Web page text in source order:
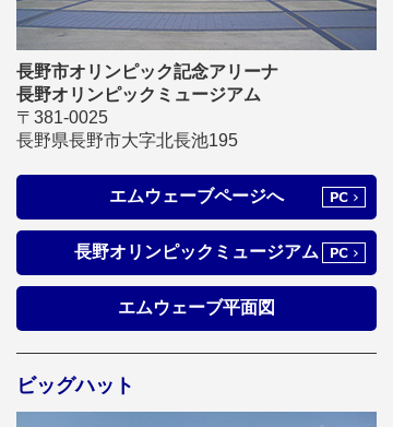
2026.07.21| お知らせ 若里ホール
【イベント主催者様へ】大駐車場（若里多目
的広場）について
イベント エムウェーブ
8/22・23【MAZDA Spirit2026 in エムウェー
イベント 若里ホール
8/15（土）Jesus Reigns
Japan 長野
8/29（土）マセキ芸人コレク
長野市オリンピック記念アリーナ
長野オリンピックミュージアム
〒381-0025
長野県長野市大字北長池195
エムウェーブページへ
長野オリンピックミュージアム
エムウェーブ平面図
ビッグハット